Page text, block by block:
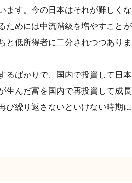
ます。今の日本はそれが難しくな
ためには中流階級を増やすことが
と低所得者に二分されつつありま
るばかりで、国内で投資して日本
生んだ富を国内で再投資して成長
び繰り返さないといけない時期に